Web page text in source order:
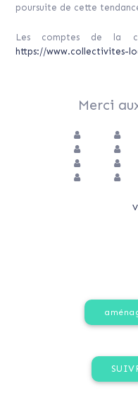
poursuite de cette
Les comptes de la
https://www.collectivites-
Merci